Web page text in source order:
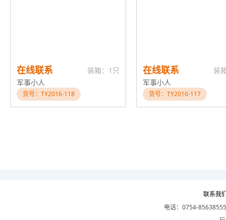
在线联系
装箱：1只
军事小人
货号：TY2016-118
在线联系
装
军事小人
货号：TY2016-117
联系我
电话：0754-